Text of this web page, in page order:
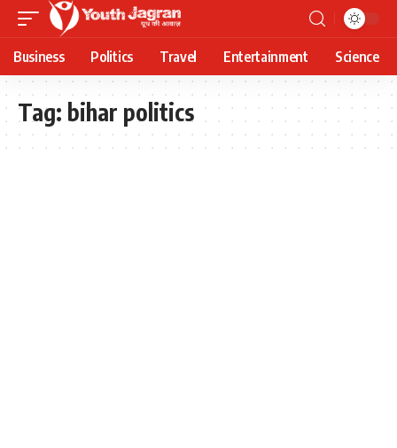
Business Politics Travel Entertainment Science
Tag: bihar politics